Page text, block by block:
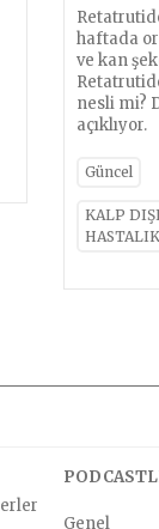
haftada
ve kan
nesli mi?
açıklıyor.
Güncel
KALP DIŞI
Genel